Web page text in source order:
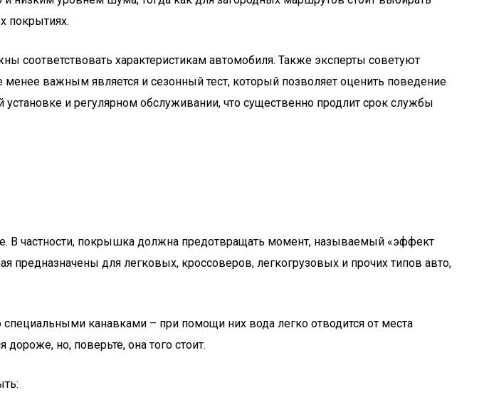
покрытиях.
соответствовать характеристикам автомобиля. Также эксперты советуют
важным является и сезонный тест, который позволяет оценить поведение
и регулярном обслуживании, что существенно продлит срок службы
В частности, покрышка должна предотвращать момент, называемый «эффект
предназначены для легковых, кроссоверов, легкогрузовых и прочих типов авто,
канавками – при помощи них вода легко отводится от места
но, поверьте, она того стоит.